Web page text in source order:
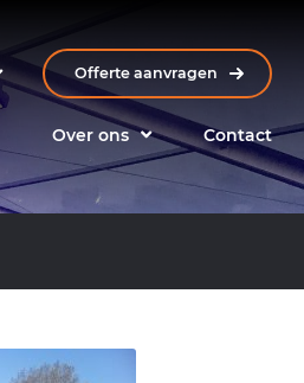
Offerte aanvragen
Over ons Contact